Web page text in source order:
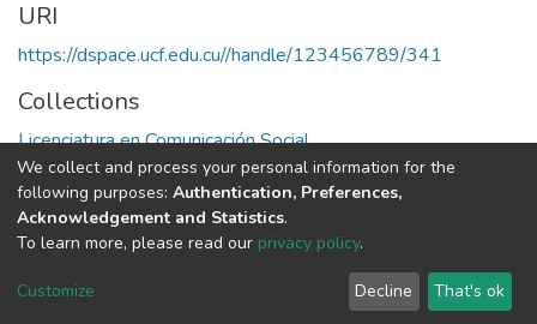
URI
https://dspace.ucf.edu.cu//handle/123456789/341
Collections
Licenciatura en Comunicación Social
Full item page
DSpace software copyright © 2002-2026
Cookie
End User
Agreement
Send
Feedback
We collect and process your personal information for the
following purposes: Authentication, Preferences,
Acknowledgement and Statistics.
To learn more, please read our privacy policy.
Customize Decline That's ok